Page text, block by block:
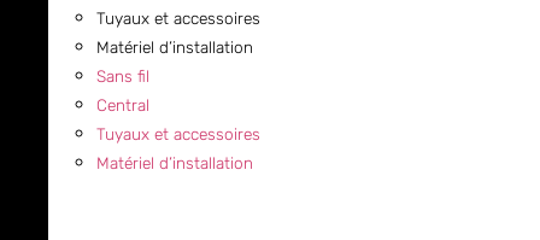
Tuyaux et accessoires
Matériel d’installation
Sans fil
Central
Tuyaux et accessoires
Matériel d’installation